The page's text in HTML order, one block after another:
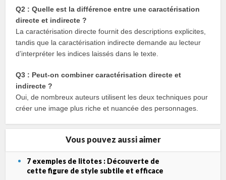
Q2 : Quelle est la différence entre une caractérisation
directe et indirecte ?
La caractérisation directe fournit des descriptions explicites,
tandis que la caractérisation indirecte demande au lecteur
d’interpréter les indices laissés dans le texte.
Q3 : Peut-on combiner caractérisation directe et
indirecte ?
Oui, de nombreux auteurs utilisent les deux techniques pour
créer une image plus riche et nuancée des personnages.
Vous pouvez aussi aimer
7 exemples de litotes : Découverte de
cette figure de style subtile et efficace